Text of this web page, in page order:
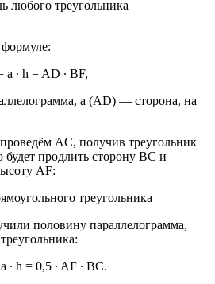
a ∙ h = AD ∙ BF,
a (AD) — сторона, на
AC, получив треугольник
продлить сторону BC и
AF:
половину параллелограмма,
∙ h = 0,5 ∙ AF ∙ BC.